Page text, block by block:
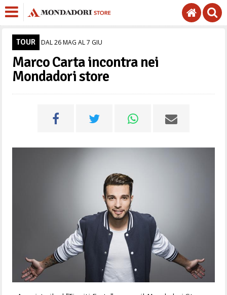
TOUR DAL 26 MAG AL 7 GIU
Marco Carta incontra nei
Mondadori store